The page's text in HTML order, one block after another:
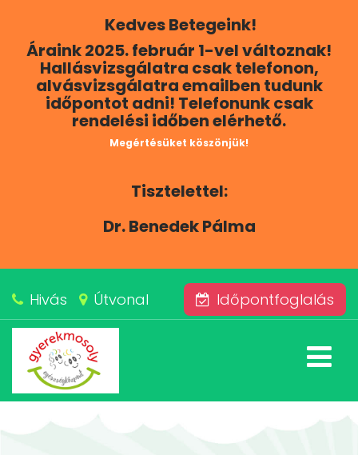
Kedves Betegeink!
Áraink 2025. február 1-vel változnak!
Hallásvizsgálatra csak telefonon,
alvásvizsgálatra emailben tudunk
időpontot adni! Telefonunk csak
rendelési időben elérhető.
Megértésüket köszönjük!
Tisztelettel:
Dr. Benedek Pálma
Hivás Útvonal Időpontfoglalás
RÓLUNK
KAPCSOLAT
SZOLGÁLTATÁSAINK